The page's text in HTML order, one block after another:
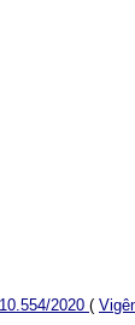
2020 (